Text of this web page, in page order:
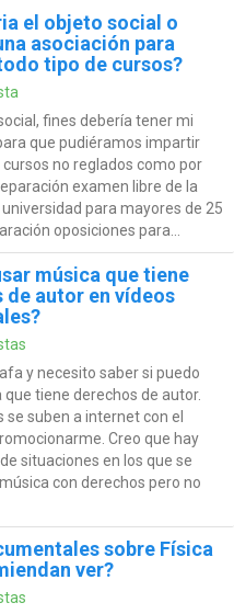
el objeto social o
asociación para
tipo de cursos?
fines debería tener mi
que pudiéramos impartir
no reglados como por
examen libre de la
para mayores de 25
oposiciones para...
música que tiene
de autor en vídeos
y necesito saber si puedo
que tiene derechos de autor.
se suben a internet con el
Creo que hay
situaciones en los que se
con derechos pero no
sobre Física
ver?